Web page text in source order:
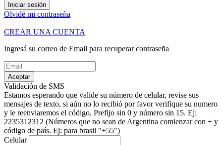
Iniciar sesión
Olvidé mi contraseña
CREAR UNA CUENTA
Ingresá su correo de Email para recuperar contraseña
Aceptar
Validación de SMS
Estamos esperando que valide su número de celular, revise sus
mensajes de texto, si aún no lo recibió por favor verifique su numero
y le reenviaremos el código. Prefijo sin 0 y número sin 15. Ej:
2235312312 (Números que no sean de Argentina comienzar con + y
código de país. Ej: para brasil "+55")
Celular